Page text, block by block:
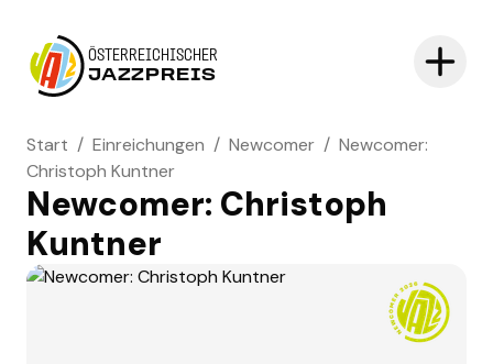
ÖSTERREICHISCHER
JAZZPREIS
Start / Einreichungen / Newcomer / Newcomer:
Christoph Kuntner
Newcomer: Christoph
Kuntner